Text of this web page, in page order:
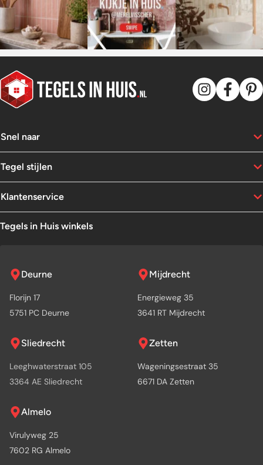
voor je wc tegels
gezet.
Snel naar
Tegel stijlen
Klantenservice
Tegels in Huis winkels
Deurne
Florijn 17
5751 PC Deurne
Mijdrecht
Energieweg 35
3641 RT Mijdrecht
Sliedrecht
Leeghwaterstraat 105
3364 AE Sliedrecht
Zetten
Wageningsestraat 35
6671 DA Zetten
Almelo
Virulyweg 25
7602 RG Almelo